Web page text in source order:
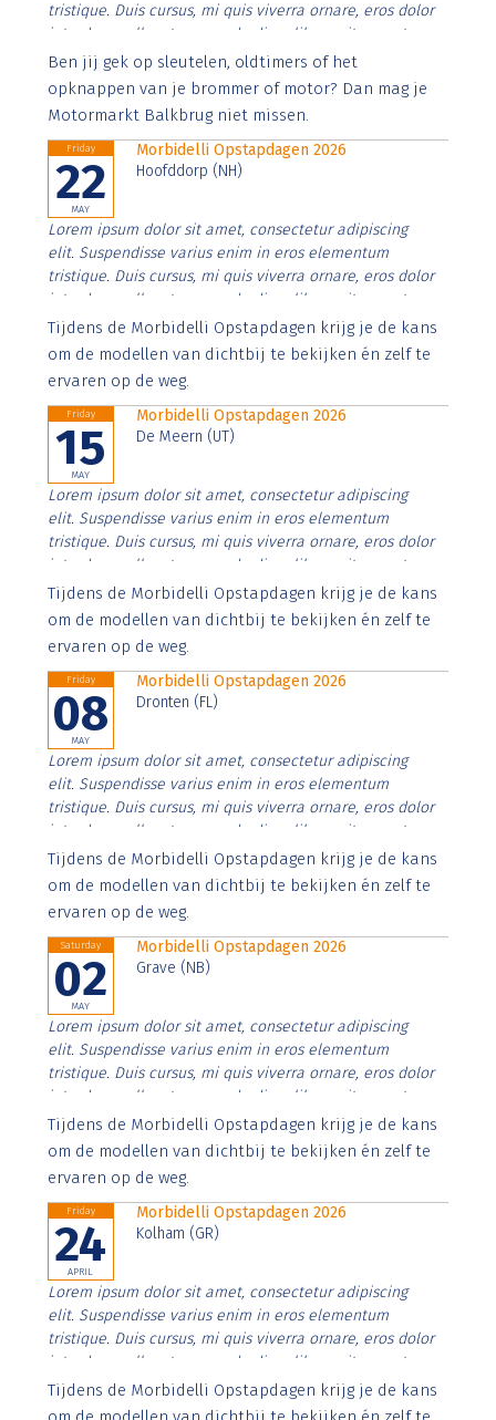
tristique. Duis cursus, mi quis viverra ornare, eros dolor
interdum nulla, ut commodo diam libero vitae erat.
Aenean faucibus nibh et justo cursus id rutrum lorem
imperdiet. Nunc ut sem vitae risus tristique posuere.
Ben jij gek op sleutelen, oldtimers of het
opknappen van je brommer of motor? Dan mag je
Motormarkt Balkbrug niet missen.
Friday
22
MAY
Morbidelli Opstapdagen 2026
Hoofddorp (NH)
Lorem ipsum dolor sit amet, consectetur adipiscing
elit. Suspendisse varius enim in eros elementum
tristique. Duis cursus, mi quis viverra ornare, eros dolor
interdum nulla, ut commodo diam libero vitae erat.
Aenean faucibus nibh et justo cursus id rutrum lorem
imperdiet. Nunc ut sem vitae risus tristique posuere.
Tijdens de Morbidelli Opstapdagen krijg je de kans
om de modellen van dichtbij te bekijken én zelf te
ervaren op de weg.
Friday
15
MAY
Morbidelli Opstapdagen 2026
De Meern (UT)
Lorem ipsum dolor sit amet, consectetur adipiscing
elit. Suspendisse varius enim in eros elementum
tristique. Duis cursus, mi quis viverra ornare, eros dolor
interdum nulla, ut commodo diam libero vitae erat.
Aenean faucibus nibh et justo cursus id rutrum lorem
imperdiet. Nunc ut sem vitae risus tristique posuere.
Tijdens de Morbidelli Opstapdagen krijg je de kans
om de modellen van dichtbij te bekijken én zelf te
ervaren op de weg.
Friday
08
MAY
Morbidelli Opstapdagen 2026
Dronten (FL)
Lorem ipsum dolor sit amet, consectetur adipiscing
elit. Suspendisse varius enim in eros elementum
tristique. Duis cursus, mi quis viverra ornare, eros dolor
interdum nulla, ut commodo diam libero vitae erat.
Aenean faucibus nibh et justo cursus id rutrum lorem
imperdiet. Nunc ut sem vitae risus tristique posuere.
Tijdens de Morbidelli Opstapdagen krijg je de kans
om de modellen van dichtbij te bekijken én zelf te
ervaren op de weg.
Saturday
02
MAY
Morbidelli Opstapdagen 2026
Grave (NB)
Lorem ipsum dolor sit amet, consectetur adipiscing
elit. Suspendisse varius enim in eros elementum
tristique. Duis cursus, mi quis viverra ornare, eros dolor
interdum nulla, ut commodo diam libero vitae erat.
Aenean faucibus nibh et justo cursus id rutrum lorem
imperdiet. Nunc ut sem vitae risus tristique posuere.
Tijdens de Morbidelli Opstapdagen krijg je de kans
om de modellen van dichtbij te bekijken én zelf te
ervaren op de weg.
Friday
24
APRIL
Morbidelli Opstapdagen 2026
Kolham (GR)
Lorem ipsum dolor sit amet, consectetur adipiscing
elit. Suspendisse varius enim in eros elementum
tristique. Duis cursus, mi quis viverra ornare, eros dolor
interdum nulla, ut commodo diam libero vitae erat.
Aenean faucibus nibh et justo cursus id rutrum lorem
imperdiet. Nunc ut sem vitae risus tristique posuere.
Tijdens de Morbidelli Opstapdagen krijg je de kans